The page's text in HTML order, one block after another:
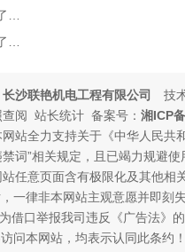
…
…
长沙联艳机电工程有限公司
技
阅 站长统计 备案号： 湘ICP
站全力支持关于《中华人民共
禁词”相关规定，且已竭力规避使
任意页面含有极限化及其他相
一律非本网站主观意愿并即刻
借口举报我司违反《广告法》的
问本网站，均表示认同此条约